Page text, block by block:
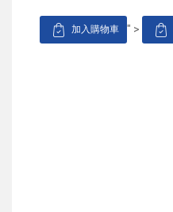
加入購物車 " >